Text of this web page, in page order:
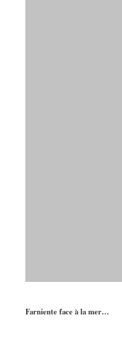
Farniente face à la mer…